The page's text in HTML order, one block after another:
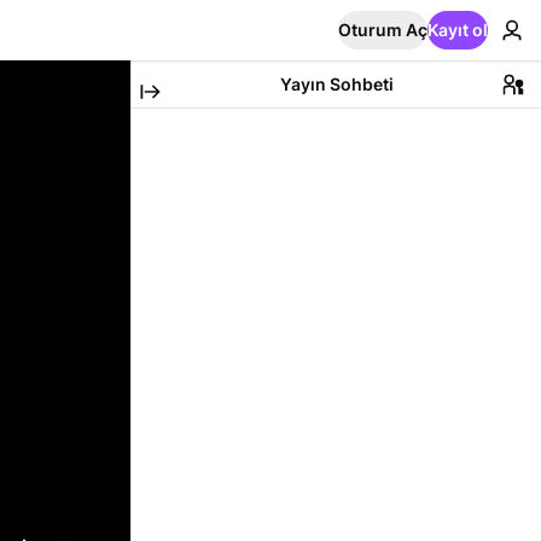
Oturum AçKayıt ol
Yayın Sohbeti